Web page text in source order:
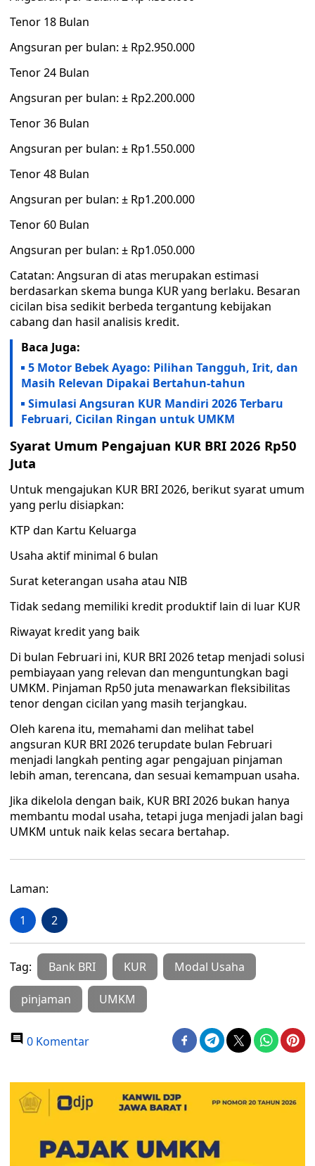
Tenor 18 Bulan
Angsuran per bulan: ± Rp2.950.000
Tenor 24 Bulan
Angsuran per bulan: ± Rp2.200.000
Tenor 36 Bulan
Angsuran per bulan: ± Rp1.550.000
Tenor 48 Bulan
Angsuran per bulan: ± Rp1.200.000
Tenor 60 Bulan
Angsuran per bulan: ± Rp1.050.000
Catatan: Angsuran di atas merupakan estimasi
berdasarkan skema bunga KUR yang berlaku. Besaran
cicilan bisa sedikit berbeda tergantung kebijakan
cabang dan hasil analisis kredit.
Baca Juga:
5 Motor Bebek Ayago: Pilihan Tangguh, Irit, dan
Masih Relevan Dipakai Bertahun-tahun
Simulasi Angsuran KUR Mandiri 2026 Terbaru
Februari, Cicilan Ringan untuk UMKM
Syarat Umum Pengajuan KUR BRI 2026 Rp50
Juta
Untuk mengajukan KUR BRI 2026, berikut syarat umum
yang perlu disiapkan:
KTP dan Kartu Keluarga
Usaha aktif minimal 6 bulan
Surat keterangan usaha atau NIB
Tidak sedang memiliki kredit produktif lain di luar KUR
Riwayat kredit yang baik
Di bulan Februari ini, KUR BRI 2026 tetap menjadi solusi
pembiayaan yang relevan dan menguntungkan bagi
UMKM. Pinjaman Rp50 juta menawarkan fleksibilitas
tenor dengan cicilan yang masih terjangkau.
Oleh karena itu, memahami dan melihat tabel
angsuran KUR BRI 2026 terupdate bulan Februari
menjadi langkah penting agar pengajuan pinjaman
lebih aman, terencana, dan sesuai kemampuan usaha.
Jika dikelola dengan baik, KUR BRI 2026 bukan hanya
membantu modal usaha, tetapi juga menjadi jalan bagi
UMKM untuk naik kelas secara bertahap.
Laman:
1 2
Tag: Bank BRI KUR Modal Usaha
pinjaman UMKM
0 Komentar